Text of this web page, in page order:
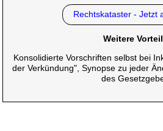
Rechtskataster - Jetzt
Weitere
Konsolidierte Vorschriften selbst bei
der Verkündung", Synopse zu jeder
des